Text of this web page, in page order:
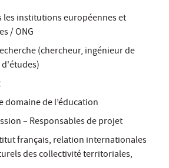
les institutions européennes et
/ ONG
(chercheur, ingénieur de
domaine de l’éducation
– Responsables de projet
français, relation internationales
des collectivité territoriales,